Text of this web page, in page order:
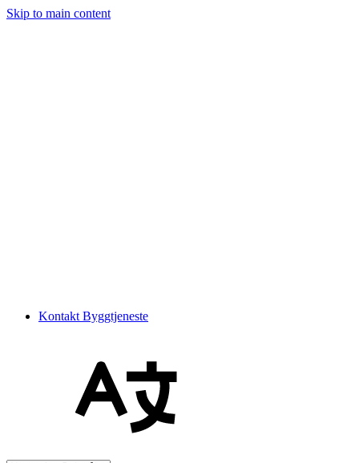
Skip to main content
Kontakt Byggtjeneste